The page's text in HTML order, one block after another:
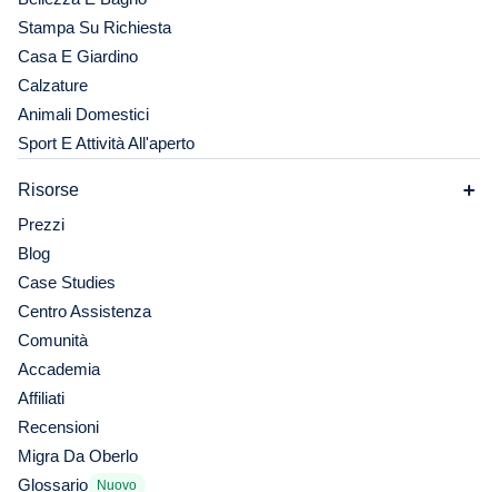
Stampa Su Richiesta
Casa E Giardino
Calzature
Animali Domestici
Sport E Attività All'aperto
Risorse
Prezzi
Blog
Case Studies
Centro Assistenza
Comunità
Accademia
Affiliati
Recensioni
Migra Da Oberlo
Glossario
Nuovo